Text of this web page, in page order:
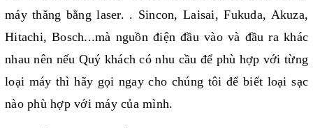
máy thăng bằng laser. . Sincon, Laisai, Fukuda, Akuza,
Hitachi, Bosch...mà nguồn điện đầu vào và đầu ra khác
nhau nên nếu Quý khách có nhu cầu để phù hợp với từng
loại máy thì hãy gọi ngay cho chúng tôi để biết loại sạc
nào phù hợp với máy của mình.